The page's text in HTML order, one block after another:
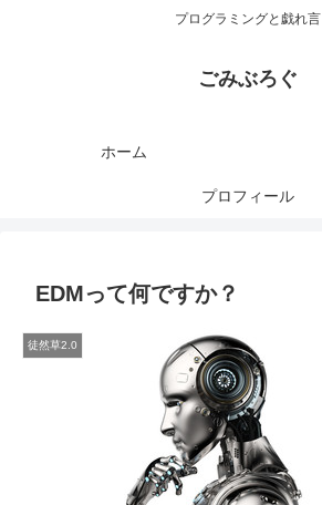
プログラミングと戯れ言
ごみぶろぐ
ホーム
プロフィール
EDMって何ですか？
徒然草2.0